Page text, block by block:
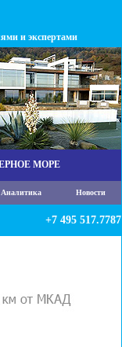
и экспертами
МОРЕ
Аналитика Новости
+7 495 517.7787